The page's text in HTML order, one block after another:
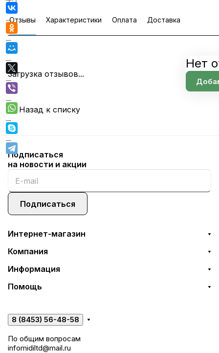
Отзывы Характеристики Оплата Доставка
Загрузка отзывов...
Нет
Назад к списку
Подписаться
на новости и акции
Подписаться
Интернет-магазин
Компания
Информация
Помощь
8 (8453) 56-48-58
По общим вопросам
infomidiltd@mail.ru